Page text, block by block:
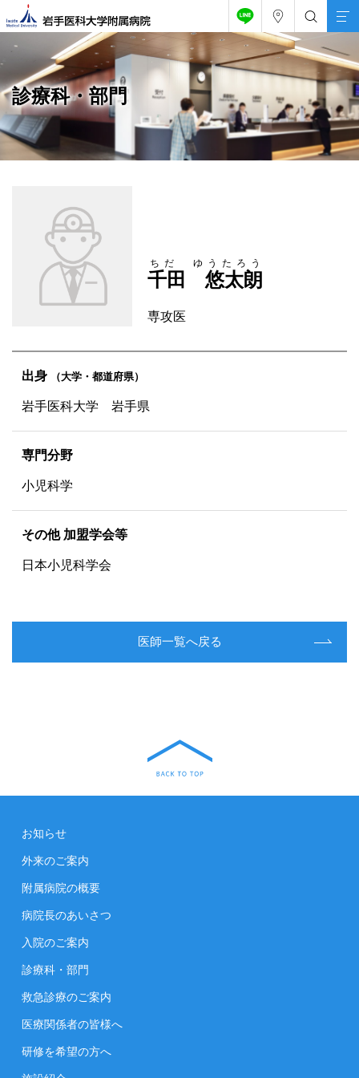
診療科・部門
千田 悠太朗
ちだ ゆうたろう
専攻医
出身 （大学・都道府県）
岩手医科大学 岩手県
専門分野
小児科学
その他 加盟学会等
日本小児科学会
医師一覧へ戻る
お知らせ
外来のご案内
附属病院の概要
病院長のあいさつ
入院のご案内
診療科・部門
救急診療のご案内
医療関係者の皆様へ
研修を希望の方へ